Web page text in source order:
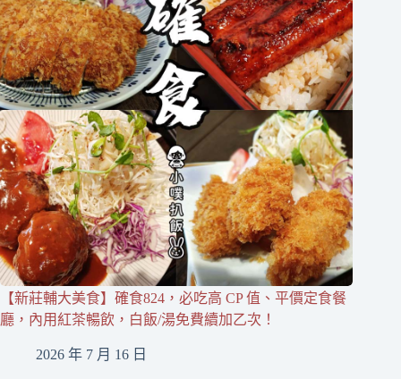
【新莊輔大美食】確食824，必吃高 CP 值、平價定食餐
廳，內用紅茶暢飲，白飯/湯免費續加乙次！
2026 年 7 月 16 日